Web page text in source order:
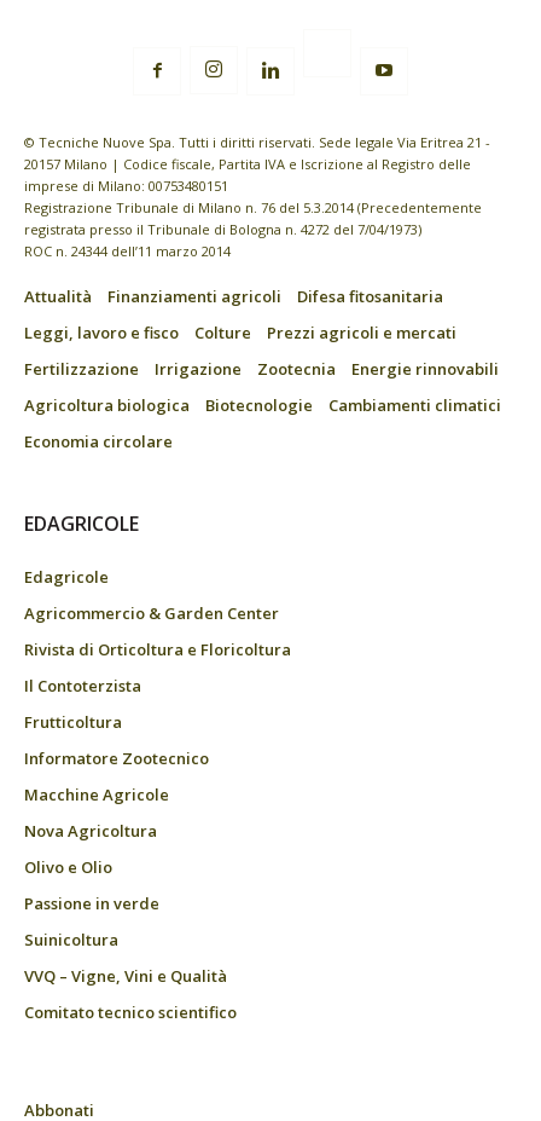
© Tecniche Nuove Spa. Tutti i diritti riservati. Sede legale Via Eritrea 21 -
20157 Milano | Codice fiscale, Partita IVA e Iscrizione al Registro delle
imprese di Milano: 00753480151
Registrazione Tribunale di Milano n. 76 del 5.3.2014 (Precedentemente
registrata presso il Tribunale di Bologna n. 4272 del 7/04/1973)
ROC n. 24344 dell’11 marzo 2014
Attualità Finanziamenti agricoli
Difesa fitosanitaria
Leggi, lavoro e fisco
Colture
Prezzi agricoli e mercati
Fertilizzazione
Irrigazione Zootecnia
Energie rinnovabili
Agricoltura biologica
Biotecnologie
Cambiamenti climatici
Economia circolare
EDAGRICOLE
Edagricole
Agricommercio & Garden Center
Rivista di Orticoltura e Floricoltura
Il Contoterzista
Frutticoltura
Informatore Zootecnico
Macchine Agricole
Nova Agricoltura
Olivo e Olio
Passione in verde
Suinicoltura
VVQ – Vigne, Vini e Qualità
Comitato tecnico scientifico
Abbonati